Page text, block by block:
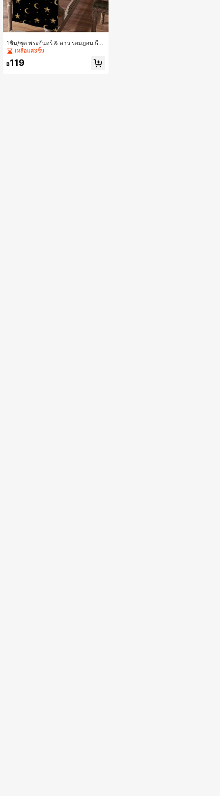
1ชิ้น/ชุด พระจันทร์ & ดาว รอมฎอน ธีม
ผ้าปูโต๊ะผ้าลินินสีขาวดำ, ชุดผ้าปูโต๊ะแ
ในครัวตามฤดูกาลสำหรับงานสังสรรค์ใ
เหลือแค่3ชิ้น
฿119